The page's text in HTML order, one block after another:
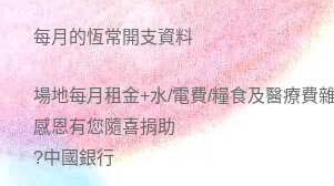
每月的恆常開支資料
場地每月租金+水/電費/糧食及醫療費
感恩有您隨喜捐助
?中國銀行